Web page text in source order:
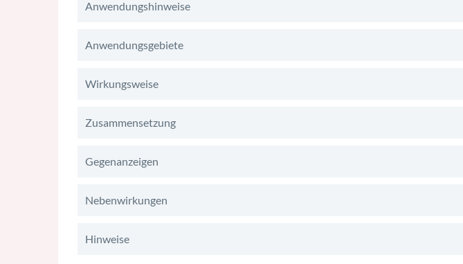
Anwendungshinweise
Anwendungsgebiete
Wirkungsweise
Zusammensetzung
Gegenanzeigen
Nebenwirkungen
Hinweise